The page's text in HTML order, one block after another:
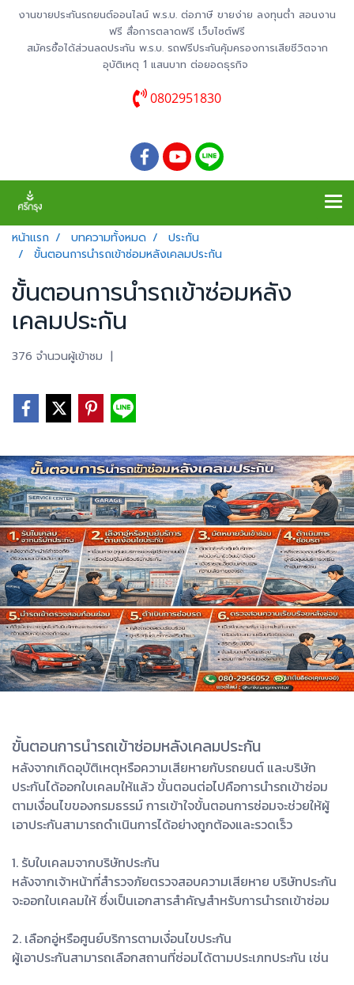
งานขายประกันรถยนต์ออนไลน์ พ.ร.บ. ต่อภาษี ขายง่าย ลงทุนต่ำ สอนงาน
ฟรี สื่อการตลาดฟรี เว็บไซต์ฟรี
สมัครซื้อได้ส่วนลดประกัน พ.ร.บ. รถฟรีประกันคุ้มครองการเสียชีวิตจาก
อุบัติเหตุ 1 แสนบาท ต่อยอดธุรกิจ
0802951830
หน้าแรก บทความทั้งหมด
ประกัน
ขั้นตอนการนำรถเข้าซ่อมหลังเคลมประกัน
ขั้นตอนการนำรถเข้าซ่อมหลัง
เคลมประกัน
376 จำนวนผู้เข้าชม |
ขั้นตอนการนำรถเข้าซ่อมหลังเคลมประกัน
หลังจากเกิดอุบัติเหตุหรือความเสียหายกับรถยนต์ และบริษัท
ประกันได้ออกใบเคลมให้แล้ว ขั้นตอนต่อไปคือการนำรถเข้าซ่อม
ตามเงื่อนไขของกรมธรรม์ การเข้าใจขั้นตอนการซ่อมจะช่วยให้ผู้
เอาประกันสามารถดำเนินการได้อย่างถูกต้องและรวดเร็ว
1. รับใบเคลมจากบริษัทประกัน
หลังจากเจ้าหน้าที่สำรวจภัยตรวจสอบความเสียหาย บริษัทประกัน
จะออกใบเคลมให้ ซึ่งเป็นเอกสารสำคัญสำหรับการนำรถเข้าซ่อม
2. เลือกอู่หรือศูนย์บริการตามเงื่อนไขประกัน
ผู้เอาประกันสามารถเลือกสถานที่ซ่อมได้ตามประเภทประกัน เช่น